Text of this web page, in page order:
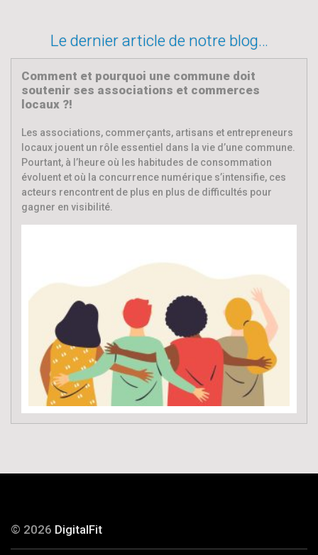
Le dernier article de notre blog…
Comment et pourquoi une commune doit
soutenir ses associations et commerces
locaux ?!
Les associations, commerçants, artisans et entrepreneurs
locaux jouent un rôle essentiel dans la vie d’une commune.
Pourtant, à l’heure où les habitudes de consommation
évoluent et où la concurrence numérique s’intensifie, ces
acteurs rencontrent de plus en plus de difficultés pour
gagner en visibilité.
© 2026 DigitalFit